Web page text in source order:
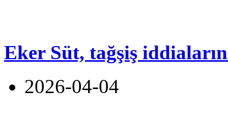
Eker Süt, tağşiş
2026-04-04